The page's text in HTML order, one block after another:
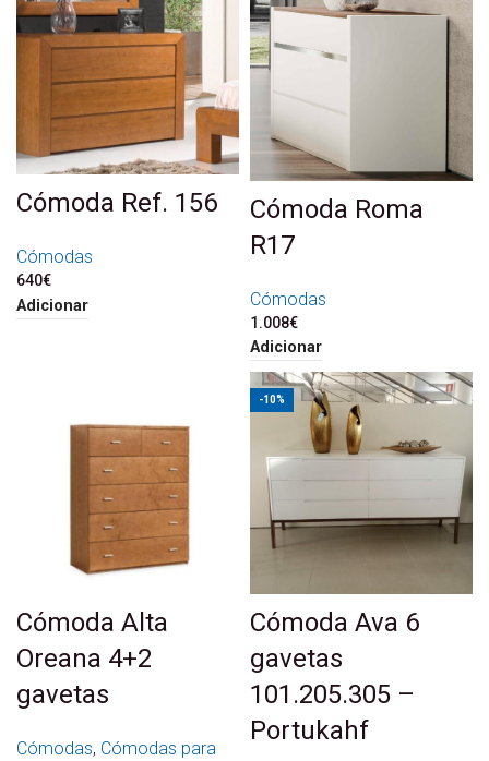
Cómoda Ref. 156
Cómodas
640€
Adicionar
Cómoda Roma
R17
Cómodas
1.008€
Adicionar
Cómoda Alta
Oreana 4+2
gavetas
Cómodas, Cómodas para
-10%
Cómoda Ava 6
gavetas
101.205.305 –
Portukahf